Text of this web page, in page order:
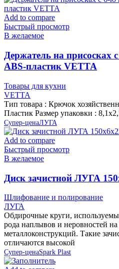
Add to compare
Быстрый просмотр
В желаемое
Держатель на
ABS-пластик VETTA
Товары для кухни
VETTA
Тип товара : Крючок
Пластик Размер упаковки :
Супер-ценаЛУГА
Add to compare
Быстрый просмотр
В желаемое
Диск зачистной ЛУГА
Шлифование и полирование
ЛУГА
Обдирочные круги,
рода наплывов и неровностей на
металлоконструкций. Такие
отличаются высокой
Супер-ценаSpark Plast